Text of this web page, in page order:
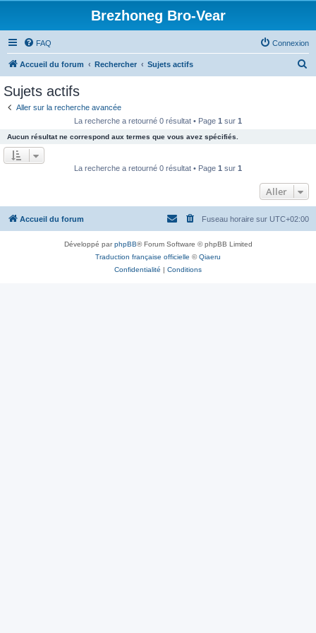
Brezhoneg Bro-Vear
FAQ Connexion
Accueil du forum Rechercher Sujets actifs
e
r
Sujets actifs
Aller sur la recherche avancée
La recherche a retourné 0 résultat • Page 1 sur 1
Aucun résultat ne correspond aux termes que vous avez spécifiés.
La recherche a retourné 0 résultat • Page 1 sur 1
Aller
Accueil du forum Fuseau horaire sur UTC+02:00
Développé parphpBB® Forum Software © phpBB Limited
Traduction française officielle ©Qiaeru
Confidentialité | Conditions